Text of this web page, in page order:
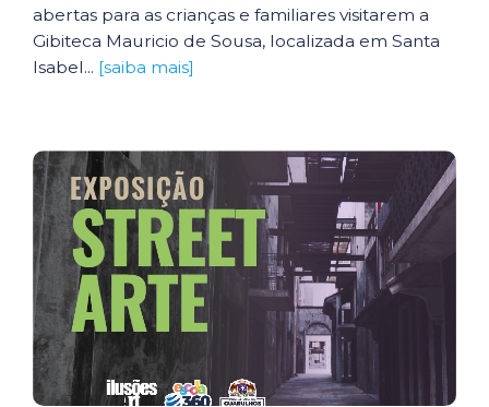
abertas para as crianças e familiares visitarem a
Gibiteca Mauricio de Sousa, localizada em Santa
Isabel... [saiba mais]